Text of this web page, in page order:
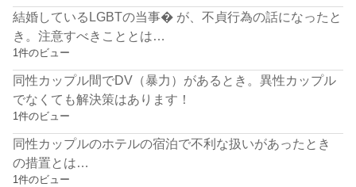
結婚しているLGBTの当事� が、不貞行為の話になったと
き。注意すべきこととは…
1件のビュー
同性カップル間でDV（暴力）があるとき。異性カップル
でなくても解決策はあります！
1件のビュー
同性カップルのホテルの宿泊で不利な扱いがあったとき
の措置とは…
1件のビュー